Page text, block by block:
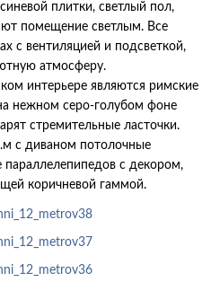
плитки, светлый пол,
помещение светлым. Все
с вентиляцией и подсветкой,
атмосферу.
интерьере являются римские
нежном серо-голубом фоне
стремительные ласточки.
с диваном потолочные
с декором,
коричневой гаммой.